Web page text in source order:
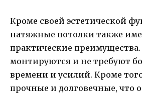
Кроме своей эстетической
натяжные потолки также
практические
монтируются и не требуют
времени и усилий. Кроме
прочные и долговечные, что